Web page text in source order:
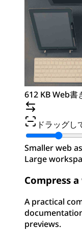
612 KB Web書
ドラッグし
Smaller web
Large
Compress
A practical
previews.